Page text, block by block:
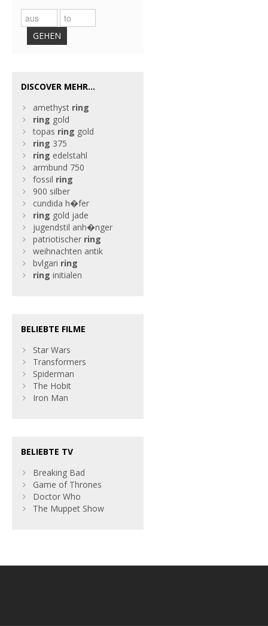
GEHEN
DISCOVER MEHR...
amethyst ring
ring gold
topas ring gold
ring 375
ring edelstahl
armbund 750
fossil ring
900 silber
cundida h�fer
ring gold jade
jugendstil anh�nger
patriotischer ring
weihnachten antik
bvlgari ring
ring initialen
BELIEBTE FILME
Star Wars
Transformers
Spiderman
The Hobit
Iron Man
BELIEBTE TV
Breaking Bad
Game of Thrones
Doctor Who
The Muppet Show